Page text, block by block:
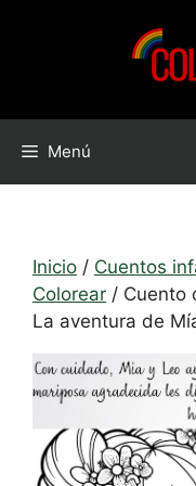
Menú
Inicio / Cuentos
Colorear / Cuento
La aventura de